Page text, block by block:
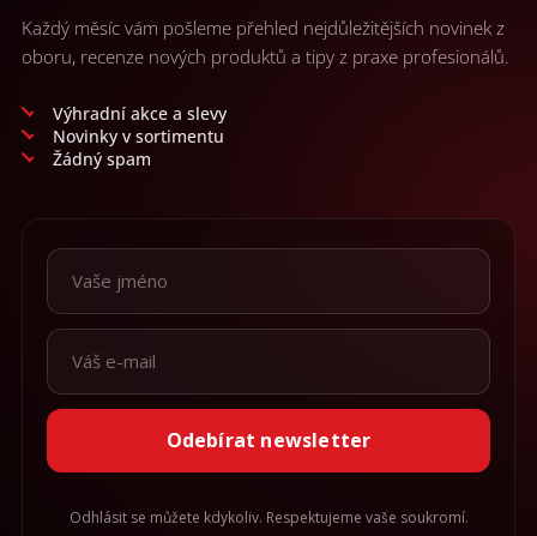
Každý měsíc vám pošleme přehled nejdůležitějších novinek z
oboru, recenze nových produktů a tipy z praxe profesionálů.
Výhradní akce a slevy
Novinky v sortimentu
Žádný spam
Odebírat newsletter
Odhlásit se můžete kdykoliv. Respektujeme vaše soukromí.